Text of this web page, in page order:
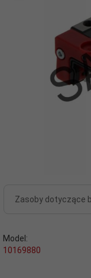
Zasoby dotyczące
Model:
10169880